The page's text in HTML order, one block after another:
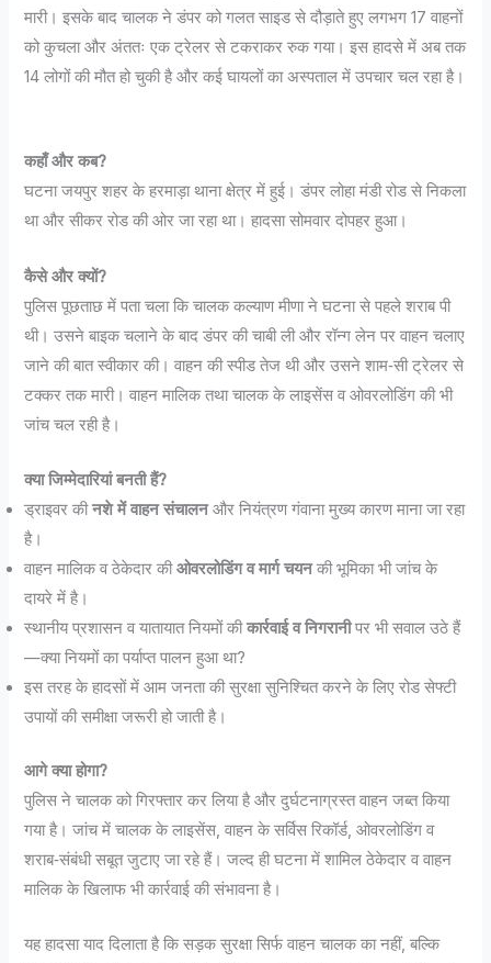
मारी। इसके बाद चालक ने डंपर को गलत साइड से दौड़ाते हुए लगभग 17 वाहनों
को कुचला और अंततः एक ट्रेलर से टकराकर रुक गया। इस हादसे में अब तक
14 लोगों की मौत हो चुकी है और कई घायलों का अस्पताल में उपचार चल रहा है।
कहाँ और कब?
घटना जयपुर शहर के हरमाड़ा थाना क्षेत्र में हुई। डंपर लोहा मंडी रोड से निकला
था और सीकर रोड की ओर जा रहा था। हादसा सोमवार दोपहर हुआ।
कैसे और क्यों?
पुलिस पूछताछ में पता चला कि चालक कल्याण मीणा ने घटना से पहले शराब पी
थी। उसने बाइक चलाने के बाद डंपर की चाबी ली और रॉन्ग लेन पर वाहन चलाए
जाने की बात स्वीकार की। वाहन की स्पीड तेज थी और उसने शाम‐सी ट्रेलर से
टक्कर तक मारी। वाहन मालिक तथा चालक के लाइसेंस व ओवरलोडिंग की भी
जांच चल रही है।
क्या जिम्मेदारियां बनती हैं?
ड्राइवर कीनशे में वाहन संचालनऔर नियंत्रण गंवाना मुख्य कारण माना जा रहा
है।
वाहन मालिक व ठेकेदार कीओवरलोडिंग व मार्ग चयनकी भूमिका भी जांच के
दायरे में है।
स्थानीय प्रशासन व यातायात नियमों कीकार्रवाई व निगरानीपर भी सवाल उठे हैं
—क्या नियमों का पर्याप्त पालन हुआ था?
इस तरह के हादसों में आम जनता की सुरक्षा सुनिश्चित करने के लिए रोड सेफ्टी
उपायों की समीक्षा जरूरी हो जाती है।
आगे क्या होगा?
पुलिस ने चालक को गिरफ्तार कर लिया है और दुर्घटनाग्रस्त वाहन जब्त किया
गया है। जांच में चालक के लाइसेंस, वाहन के सर्विस रिकॉर्ड, ओवरलोडिंग व
शराब‐संबंधी सबूत जुटाए जा रहे हैं। जल्द ही घटना में शामिल ठेकेदार व वाहन
मालिक के खिलाफ भी कार्रवाई की संभावना है।
यह हादसा याद दिलाता है कि सड़क सुरक्षा सिर्फ वाहन चालक का नहीं, बल्कि